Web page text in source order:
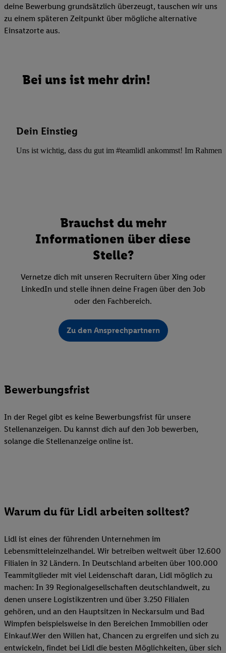
deine Bewerbung grundsätzlich überzeugt, tauschen wir uns
zu einem späteren Zeitpunkt über mögliche alternative
Einsatzorte aus.
Bei uns ist mehr drin!
Dein Einstieg
Uns ist wichtig, dass du gut im #teamlidl ankommst! Im Rahmen
Brauchst du mehr
Informationen über diese
Stelle?
Vernetze dich mit unseren Recruitern über Xing oder
LinkedIn und stelle ihnen deine Fragen über den Job
oder den Fachbereich.
Zu den Ansprechpartnern
Bewerbungsfrist
In der Regel gibt es keine Bewerbungsfrist für unsere
Stellenanzeigen. Du kannst dich auf den Job bewerben,
solange die Stellenanzeige online ist.
Warum du für Lidl arbeiten solltest?
Lidl ist eines der führenden Unternehmen im
Lebensmitteleinzelhandel. Wir betreiben weltweit über 12.600
Filialen in 32 Ländern. In Deutschland arbeiten über 100.000
Teammitglieder mit viel Leidenschaft daran, Lidl möglich zu
machen: In 39 Regionalgesellschaften deutschlandweit, zu
denen unsere Logistikzentren und über 3.250 Filialen
gehören, und an den Hauptsitzen in Neckarsulm und Bad
Wimpfen beispielsweise in den Bereichen Immobilien oder
Einkauf.Wer den Willen hat, Chancen zu ergreifen und sich zu
entwickeln, findet bei Lidl die besten Möglichkeiten, über sich